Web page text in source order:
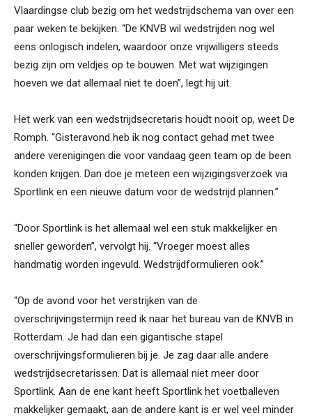
Vlaardingse club bezig om het wedstrijdschema van over een
paar weken te bekijken. “De KNVB wil wedstrijden nog wel
eens onlogisch indelen, waardoor onze vrijwilligers steeds
bezig zijn om veldjes op te bouwen. Met wat wijzigingen
hoeven we dat allemaal niet te doen”, legt hij uit.
Het werk van een wedstrijdsecretaris houdt nooit op, weet De
Romph. “Gisteravond heb ik nog contact gehad met twee
andere verenigingen die voor vandaag geen team op de been
konden krijgen. Dan doe je meteen een wijzigingsverzoek via
Sportlink en een nieuwe datum voor de wedstrijd plannen.”
“Door Sportlink is het allemaal wel een stuk makkelijker en
sneller geworden”, vervolgt hij. “Vroeger moest alles
handmatig worden ingevuld. Wedstrijdformulieren ook.”
“Op de avond voor het verstrijken van de
overschrijvingstermijn reed ik naar het bureau van de KNVB in
Rotterdam. Je had dan een gigantische stapel
overschrijvingsformulieren bij je. Je zag daar alle andere
wedstrijdsecretarissen. Dat is allemaal niet meer door
Sportlink. Aan de ene kant heeft Sportlink het voetballeven
makkelijker gemaakt, aan de andere kant is er wel veel minder